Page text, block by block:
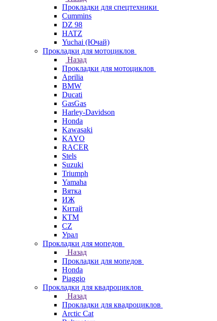
Прокладки для спецтехники
Cummins
DZ 98
HATZ
Yuchai (Ючай)
Прокладки для мотоциклов
Назад
Прокладки для мотоциклов
Aprilia
BMW
Ducati
GasGas
Harley-Davidson
Honda
Kawasaki
KAYO
RACER
Stels
Suzuki
Triumph
Yamaha
Вятка
ИЖ
Китай
КТМ
СZ
Урал
Прокладки для мопедов
Назад
Прокладки для мопедов
Honda
Piaggio
Прокладки для квадроциклов
Назад
Прокладки для квадроциклов
Arctic Cat